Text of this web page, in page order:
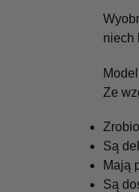
niech
Ze
Są
Mają
Są